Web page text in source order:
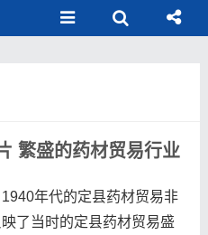
繁盛的药材贸易行业
年代的定县药材贸易非
了当时的定县药材贸易盛